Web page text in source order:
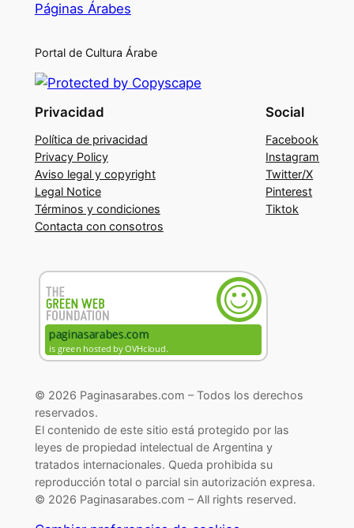
Páginas Árabes
Portal de Cultura Árabe
Privacidad
Política de privacidad
Privacy Policy
Aviso legal y copyright
Legal Notice
Términos y condiciones
Contacta con consotros
Social
Facebook
Instagram
Twitter/X
Pinterest
Tiktok
© 2026 Paginasarabes.com – Todos los derechos
reservados.
El contenido de este sitio está protegido por las
leyes de propiedad intelectual de Argentina y
tratados internacionales. Queda prohibida su
reproducción total o parcial sin autorización expresa.
© 2026 Paginasarabes.com – All rights reserved.